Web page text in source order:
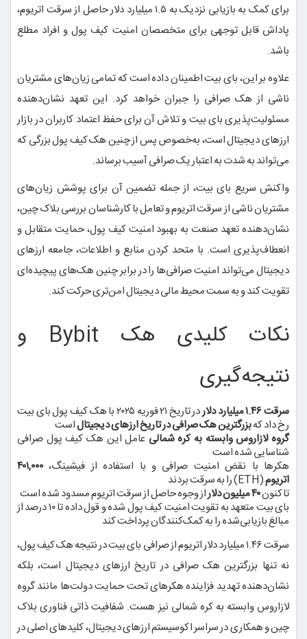
برای کمک به بازیابی نزدیک به ۱.۵ میلیارد دلار حاصل از سرقت اتریوم،
پاداش قابل توجهی برای متخصصان امنیت کیف پول و افراد مطلع
باشد.
علاوه بر این، بای بیت اطمینان داده است که تمامی زیان‌های مشتریان
ناشی از هک صرافی را جبران خواهد کرد. این تعهد نشان‌دهنده
مسئولیت‌پذیری بای بیت و تلاش آن برای حفظ اعتماد کاربران در بازار
ارزهای دیجیتال است، به‌خصوص پس از چنین هک کیف پول بزرگی که
می‌تواند به شدت به اعتبار یک صرافی آسیب برساند.
واکنش سریع بای بیت، از جمله تضمین آن برای پوشش زیان‌های
مشتریان ناشی از سرقت اتریوم و تعامل با کارشناسان بررسی بلاک چین،
نشان‌دهنده تعهد صنعت به بهبود امنیت کیف پول، حمایت متقابل و
انعطاف‌پذیری است. با متحد کردن منابع و اطلاعات، جامعه ارزهای
دیجیتال می‌تواند امنیت صرافی‌ها را در برابر چنین هک‌های پیچیده‌ای
تقویت کند و به سمت محیط مالی دیجیتال امن‌تری حرکت کند.
نکات کلیدی هک Bybit و
نتیجه‌گیری
سرقت ۱.۴۶ میلیارد دلار
در تاریخ ۲۱ فوریه ۲۰۲۵ با هک کیف پول بای بیت
رخ داد کهبزرگترین هک صرافی در تاریخ ارزهای دیجیتالاست
گروه لازاروس وابسته به کره شمالی عامل این هک کیف پول صرافی
شناسایی شده است
هکرها با نقض امنیت صرافی و با استفاده از فیشینگ، ۴۰۱,۰۰۰
اتریوم(ETH) را به سرقت بردند
تاکنون۴۰ میلیون دلار
از وجوه حاصل از سرقت اتریوم مسدود شده است
بای بیت متعهد به تقویت امنیت کیف پول شده و قول داده تا ۱۰ درصد از
مبالغ بازیابی‌شده را به کمک‌کنندگان پرداخت کند
سرقت ۱.۴۶ میلیارد دلار اتریوم از صرافی بای بیت در نتیجه هک کیف پول،
نه تنها بزرگترین هک صرافی در تاریخ ارزهای دیجیتال است، بلکه
نشان‌دهنده تهدید فزاینده هکرهای تحت حمایت دولت‌ها مانند گروه
لازاروس وابسته به کره شمالی نیز هست. شفافیت ذاتی فناوری بلاک
چین و همکاری در سراسر اکوسیستم ارزهای دیجیتال، کلیدهای اصلی در